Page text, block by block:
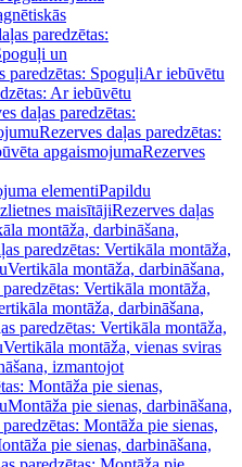
paredzētas:
un
paredzētas: SpoguļiAr iebūvētu
Ar iebūvētu
daļas paredzētas:
Rezerves daļas paredzētas:
apgaismojumaRezerves
elementiPapildu
maisītājiRezerves daļas
montāža, darbināšana,
paredzētas: Vertikāla montāža,
Vertikāla montāža, darbināšana,
Vertikāla montāža,
montāža, darbināšana,
paredzētas: Vertikāla montāža,
Vertikāla montāža, vienas sviras
izmantojot
Montāža pie sienas,
Montāža pie sienas, darbināšana,
Montāža pie sienas,
pie sienas, darbināšana,